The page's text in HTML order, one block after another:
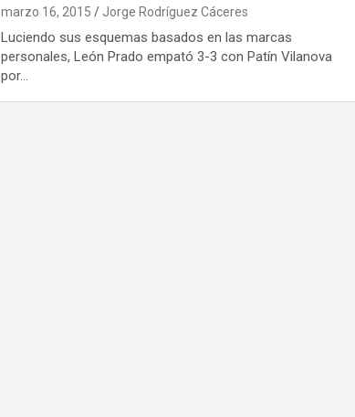
marzo 16, 2015 Jorge Rodríguez Cáceres
Luciendo sus esquemas basados en las marcas
personales, León Prado empató 3-3 con Patín Vilanova
por…